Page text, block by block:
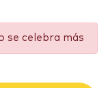
se celebra más